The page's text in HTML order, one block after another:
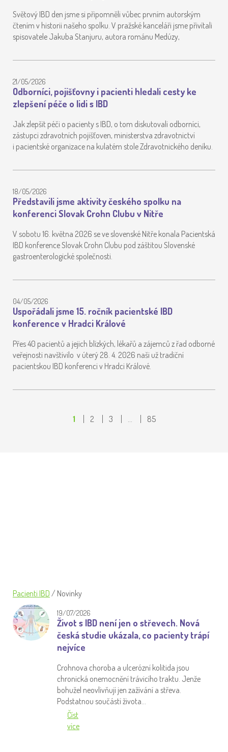
Světový IBD den jsme si připomněli vůbec prvním autorským
čtením v historii našeho spolku. V pražské kanceláři jsme přivítali
spisovatele Jakuba Stanjuru, autora románu Medúzy,
21/05/2026
Odborníci, pojišťovny i pacienti hledali cesty ke
zlepšení péče o lidi s IBD
Jak zlepšit péči o pacienty s IBD, o tom diskutovali odborníci,
zástupci zdravotních pojišťoven, ministerstva zdravotnictví
i pacientské organizace na kulatém stole Zdravotnického deníku.
18/05/2026
Představili jsme aktivity českého spolku na
konferenci Slovak Crohn Clubu v Nitře
V sobotu 16. května 2026 se ve slovenské Nitře konala Pacientská
IBD konference Slovak Crohn Clubu pod záštitou Slovenské
gastroenterologické společnosti.
04/05/2026
Uspořádali jsme 15. ročník pacientské IBD
konference v Hradci Králové
Přes 40 pacientů a jejich blízkých, lékařů a zájemců z řad odborné
veřejnosti navštívilo v úterý 28. 4. 2026 naši už tradiční
pacientskou IBD konferenci v Hradci Králové.
1 2 3 … 85
Pacienti IBD / Novinky
19/07/2026
Život s IBD není jen o střevech. Nová
česká studie ukázala, co pacienty trápí
nejvíce
Crohnova choroba a ulcerózní kolitida jsou
chronická onemocnění trávicího traktu. Jenže
bohužel neovlivňují jen zažívání a střeva.
Podstatnou součástí života…
Číst
více